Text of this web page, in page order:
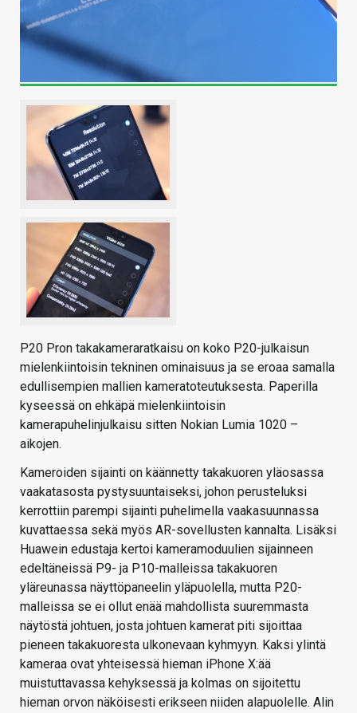
P20 Pron takakameraratkaisu on koko P20-julkaisun
mielenkiintoisin tekninen ominaisuus ja se eroaa samalla
edullisempien mallien kameratoteutuksesta. Paperilla
kyseessä on ehkäpä mielenkiintoisin
kamerapuhelinjulkaisu sitten Nokian Lumia 1020 –
aikojen.
Kameroiden sijainti on käännetty takakuoren yläosassa
vaakatasosta pystysuuntaiseksi, johon perusteluksi
kerrottiin parempi sijainti puhelimella vaakasuunnassa
kuvattaessa sekä myös AR-sovellusten kannalta. Lisäksi
Huawein edustaja kertoi kameramoduulien sijainneen
edeltäneissä P9- ja P10-malleissa takakuoren
yläreunassa näyttöpaneelin yläpuolella, mutta P20-
malleissa se ei ollut enää mahdollista suuremmasta
näytöstä johtuen, josta johtuen kamerat piti sijoittaa
pieneen takakuoresta ulkonevaan kyhmyyn. Kaksi ylintä
kameraa ovat yhteisessä hieman iPhone X:ää
muistuttavassa kehyksessä ja kolmas on sijoitettu
hieman orvon näköisesti erikseen niiden alapuolelle. Alin